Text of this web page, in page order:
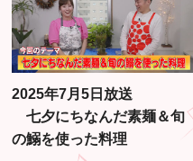
2025年7月5日放送
七夕にちなんだ素麺＆旬
の鰯を使った料理